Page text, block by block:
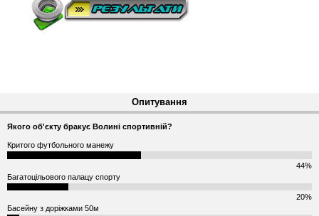
Опитування
Якого об'єкту бракує Волині спортивній?
Критого футбольного манежу
44%
Багатоцільового палацу спорту
20%
Басейну з доріжками 50м